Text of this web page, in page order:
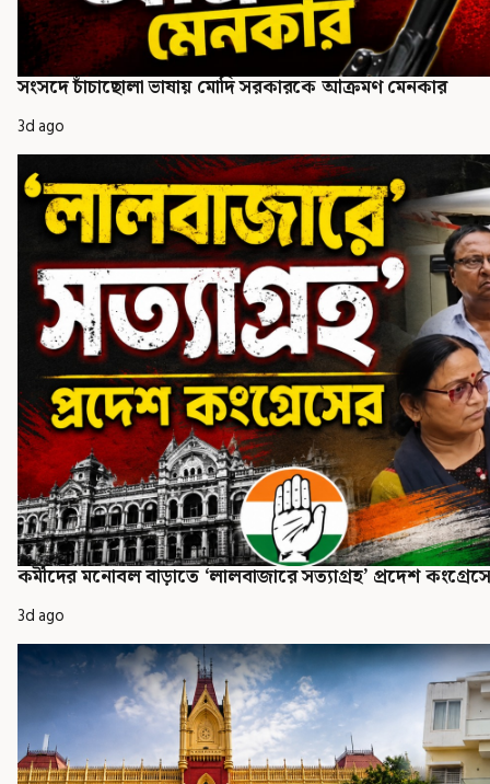
সংসদে চাঁচাছোলা ভাষায় মোদি সরকারকে আক্রমণ মেনকার
3d ago
কর্মীদের মনোবল বাড়াতে ‘লালবাজারে সত্যাগ্রহ’ প্রদেশ
3d ago